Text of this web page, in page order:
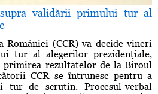
validării primului tur al
României (CCR) va decide vineri
tur al alegerilor prezidenţiale,
primirea rezultatelor de la Biroul
CCR se întrunesc pentru a
tur de scrutin. Procesul-verbal